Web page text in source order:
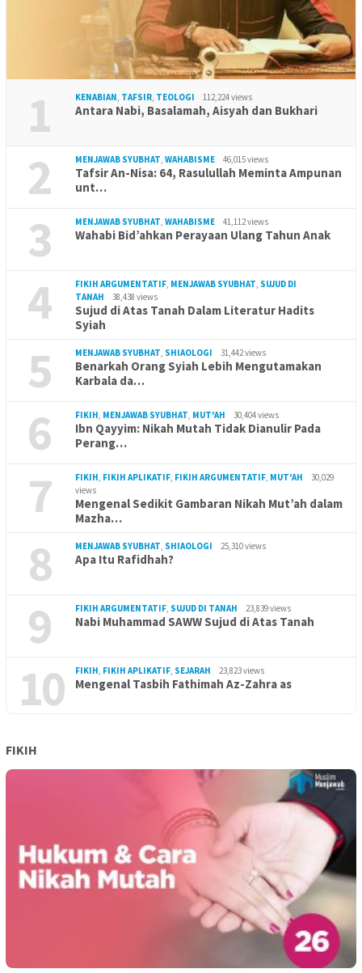
1 KENABIAN, TAFSIR, TEOLOGI 112,224 views
Antara Nabi, Basalamah, Aisyah dan Bukhari
2 MENJAWAB SYUBHAT, WAHABISME 46,015 views
Tafsir An-Nisa: 64, Rasulullah Meminta Ampunan
unt…
3 MENJAWAB SYUBHAT, WAHABISME 41,112 views
Wahabi Bid’ahkan Perayaan Ulang Tahun Anak
4 FIKIH ARGUMENTATIF, MENJAWAB SYUBHAT, SUJUD DI
TANAH
38,438 views
Sujud di Atas Tanah Dalam Literatur Hadits
Syiah
5 MENJAWAB SYUBHAT, SHIAOLOGI 31,442 views
Benarkah Orang Syiah Lebih Mengutamakan
Karbala da…
6 FIKIH, MENJAWAB SYUBHAT, MUT'AH 30,404 views
Ibn Qayyim: Nikah Mutah Tidak Dianulir Pada
Perang…
7 FIKIH, FIKIH APLIKATIF, FIKIH ARGUMENTATIF, MUT'AH
30,029
views
Mengenal Sedikit Gambaran Nikah Mut’ah dalam
Mazha…
8 MENJAWAB SYUBHAT, SHIAOLOGI 25,310 views
Apa Itu Rafidhah?
9 FIKIH ARGUMENTATIF, SUJUD DI TANAH 23,839 views
Nabi Muhammad SAWW Sujud di Atas Tanah
10 FIKIH, FIKIH APLIKATIF, SEJARAH 23,823 views
Mengenal Tasbih Fathimah Az-Zahra as
FIKIH